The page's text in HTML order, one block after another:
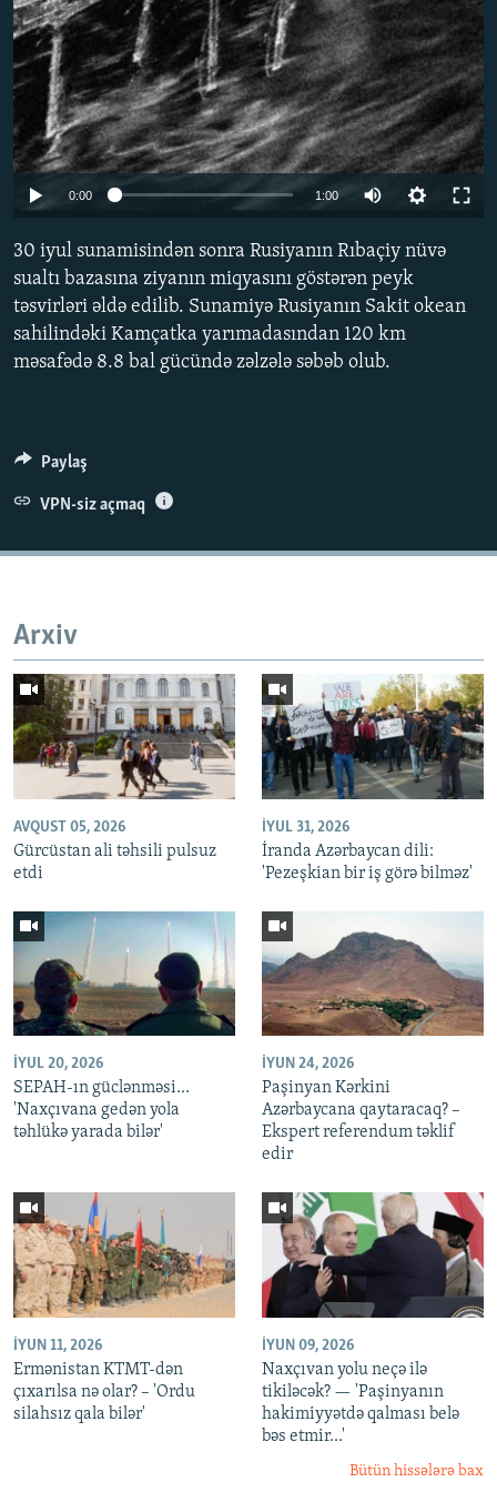
720p 1080p
0:00 1:00
360p
480p
30 iyul sunamisindən sonra Rusiyanın Rıbaçiy nüvə
sualtı bazasına ziyanın miqyasını göstərən peyk
təsvirləri əldə edilib. Sunamiyə Rusiyanın Sakit okean
sahilindəki Kamçatka yarımadasından 120 km
məsafədə 8.8 bal gücündə zəlzələ səbəb olub.
Paylaş
VPN-siz açmaq
Arxiv
AVQUST 05, 2026
Gürcüstan ali təhsili pulsuz
etdi
İYUL 31, 2026
İranda Azərbaycan dili:
'Pezeşkian bir iş görə bilməz'
İYUL 20, 2026
SEPAH-ın güclənməsi...
'Naxçıvana gedən yola
təhlükə yarada bilər'
İYUN 24, 2026
Paşinyan Kərkini
Azərbaycana qaytaracaq? –
Ekspert referendum təklif
edir
İYUN 11, 2026
Ermənistan KTMT-dən
çıxarılsa nə olar? – 'Ordu
silahsız qala bilər'
İYUN 09, 2026
Naxçıvan yolu neçə ilə
tikiləcək? — 'Paşinyanın
hakimiyyətdə qalması belə
bəs etmir...'
Bütün hissələrə bax